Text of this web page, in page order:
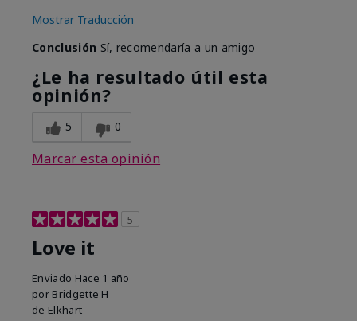
Mostrar Traducción
Conclusión Sí, recomendaría a un amigo
¿Le ha resultado útil esta
opinión?
5 0
Marcar esta opinión
5
Love it
Enviado Hace 1 año
por Bridgette H
de Elkhart